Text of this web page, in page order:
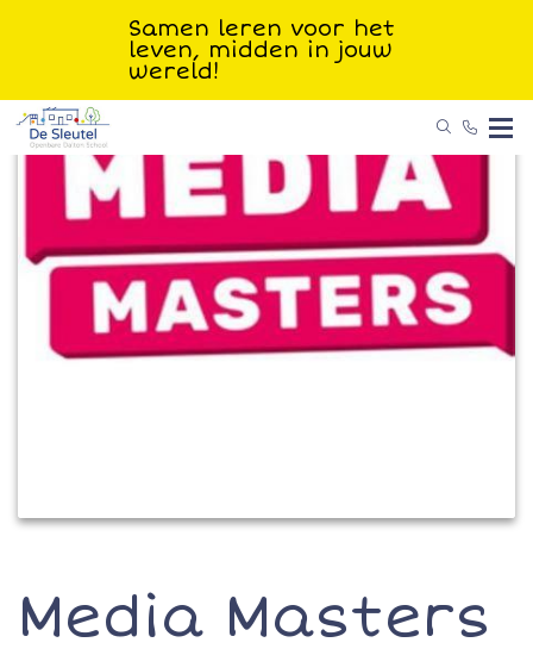
Samen leren voor het
leven, midden in jouw
wereld!
Media Masters